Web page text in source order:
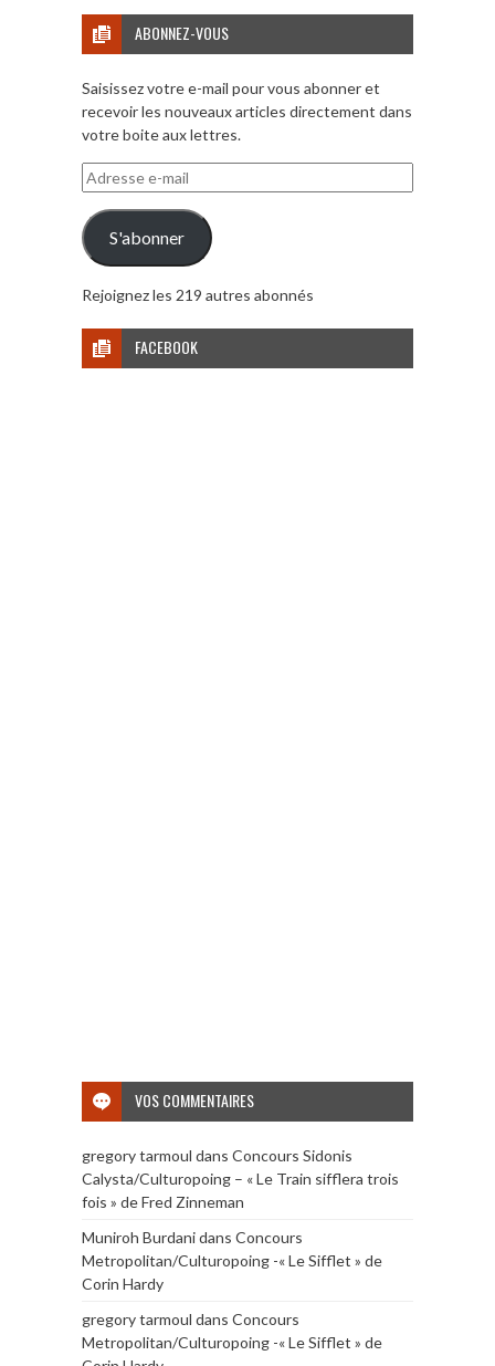
ABONNEZ-VOUS
Saisissez votre e-mail pour vous abonner et
recevoir les nouveaux articles directement dans
votre boite aux lettres.
Adresse
e-
mail
S'abonner
Rejoignez les 219 autres abonnés
FACEBOOK
VOS COMMENTAIRES
gregory tarmoul dans Concours Sidonis
Calysta/Culturopoing – « Le Train sifflera trois
fois » de Fred Zinneman
Muniroh Burdanidans Concours
Metropolitan/Culturopoing -« Le Sifflet » de
Corin Hardy
gregory tarmoul dans Concours
Metropolitan/Culturopoing -« Le Sifflet » de